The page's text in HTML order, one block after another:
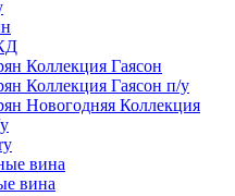
Коллекция Гаясон
Коллекция Гаясон п/у
Новогодняя Коллекция
вина
вина